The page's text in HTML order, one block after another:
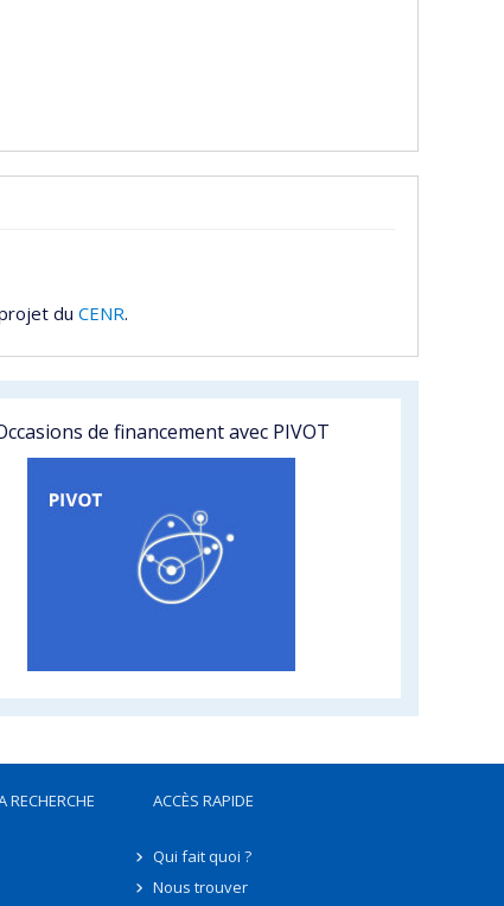
du CENR.
de financement avec PIVOT
RECHERCHE ACCÈS RAPIDE
Qui fait quoi ?
Nous trouver